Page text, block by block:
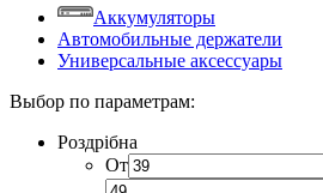
Аккумуляторы
Автомобильные держатели
Универсальные аксессуары
Выбор по параметрам:
Роздрібна
От